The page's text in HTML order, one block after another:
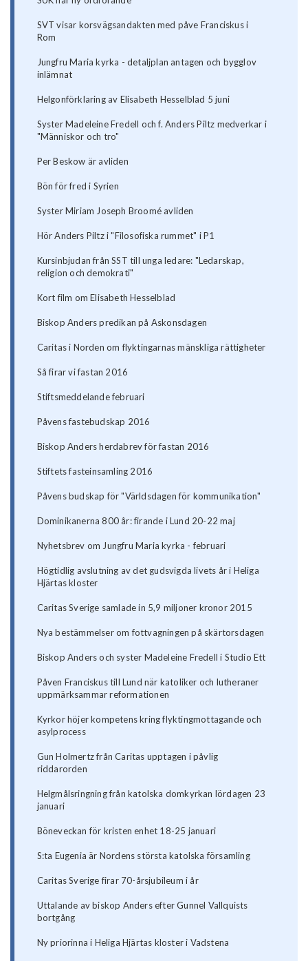
SVT visar korsvägsandakten med påve Franciskus i
Rom
Jungfru Maria kyrka - detaljplan antagen och bygglov
inlämnat
Helgonförklaring av Elisabeth Hesselblad 5 juni
Syster Madeleine Fredell och f. Anders Piltz medverkar i
"Människor och tro"
Per Beskow är avliden
Bön för fred i Syrien
Syster Miriam Joseph Broomé avliden
Hör Anders Piltz i "Filosofiska rummet" i P1
Kursinbjudan från SST till unga ledare: "Ledarskap,
religion och demokrati"
Kort film om Elisabeth Hesselblad
Biskop Anders predikan på Askonsdagen
Caritas i Norden om flyktingarnas mänskliga rättigheter
Så firar vi fastan 2016
Stiftsmeddelande februari
Påvens fastebudskap 2016
Biskop Anders herdabrev för fastan 2016
Stiftets fasteinsamling 2016
Påvens budskap för "Världsdagen för kommunikation"
Dominikanerna 800 år: firande i Lund 20-22 maj
Nyhetsbrev om Jungfru Maria kyrka - februari
Högtidlig avslutning av det gudsvigda livets år i Heliga
Hjärtas kloster
Caritas Sverige samlade in 5,9 miljoner kronor 2015
Nya bestämmelser om fottvagningen på skärtorsdagen
Biskop Anders och syster Madeleine Fredell i Studio Ett
Påven Franciskus till Lund när katoliker och lutheraner
uppmärksammar reformationen
Kyrkor höjer kompetens kring flyktingmottagande och
asylprocess
Gun Holmertz från Caritas upptagen i påvlig
riddarorden
Helgmålsringning från katolska domkyrkan lördagen 23
januari
Böneveckan för kristen enhet 18-25 januari
S:ta Eugenia är Nordens största katolska församling
Caritas Sverige firar 70-årsjubileum i år
Uttalande av biskop Anders efter Gunnel Vallquists
bortgång
Ny priorinna i Heliga Hjärtas kloster i Vadstena